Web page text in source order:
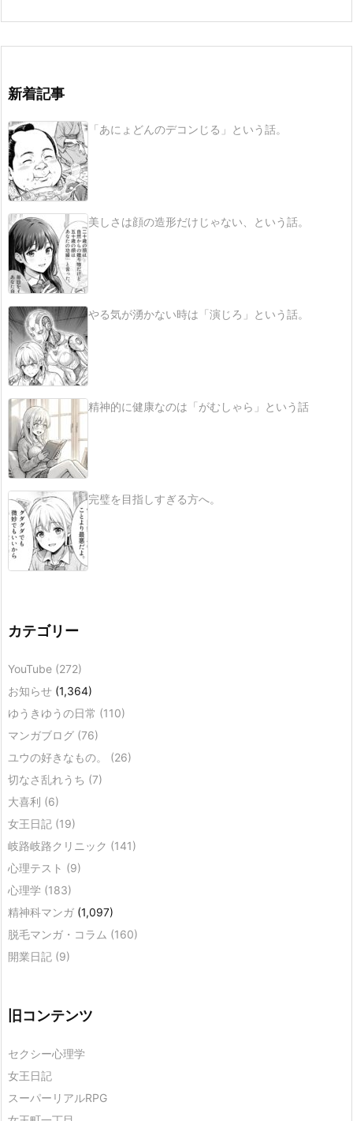
新着記事
「あにょどんのデコンじる」という話。
美しさは顔の造形だけじゃない、という話。
やる気が湧かない時は「演じろ」という話。
精神的に健康なのは「がむしゃら」という話
完璧を目指しすぎる方へ。
カテゴリー
YouTube (272)
お知らせ (1,364)
ゆうきゆうの日常 (110)
マンガブログ (76)
ユウの好きなもの。 (26)
切なさ乱れうち (7)
大喜利 (6)
女王日記 (19)
岐路岐路クリニック (141)
心理テスト (9)
心理学 (183)
精神科マンガ (1,097)
脱毛マンガ・コラム (160)
開業日記 (9)
旧コンテンツ
セクシー心理学
女王日記
スーパーリアルRPG